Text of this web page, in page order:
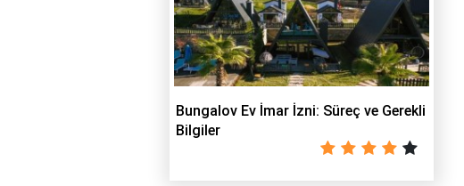
Bungalov Ev İmar İzni: Süreç ve Gerekli
Bilgiler